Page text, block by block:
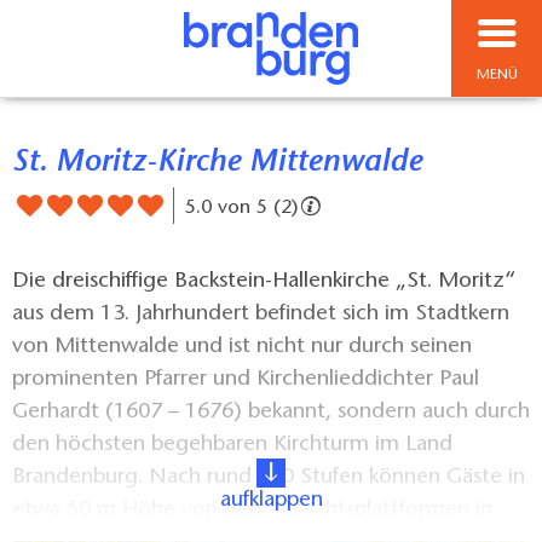
MENÜ
St. Moritz-Kirche Mittenwalde
5.0 von 5 (2)
Die dreischiffige Backstein-Hallenkirche „St. Moritz“
aus dem 13. Jahrhundert befindet sich im Stadtkern
von Mittenwalde und ist nicht nur durch seinen
prominenten Pfarrer und Kirchenlieddichter Paul
Gerhardt (1607 – 1676) bekannt, sondern auch durch
den höchsten begehbaren Kirchturm im Land
Brandenburg. Nach rund 200 Stufen können Gäste in
etwa 50 m Höhe von den Aussichtsplattformen in
aufklappen